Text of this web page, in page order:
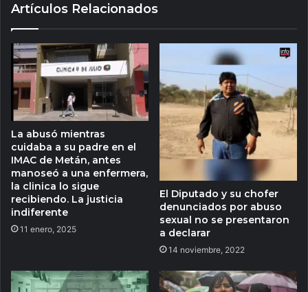
Artículos Relacionados
La abusó mientras
cuidaba a su padre en el
IMAC de Metán, antes
manoseó a una enfermera,
la clinica lo sigue
recibiendo. La justicia
indiferente
11 enero, 2025
El Diputado y su chofer
denunciados por abuso
sexual no se presentaron
a declarar
14 noviembre, 2022